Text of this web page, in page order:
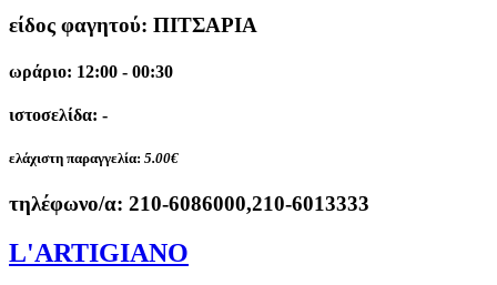
είδος φαγητού: ΠΙΤΣΑΡΙΑ
ωράριο: 12:00 - 00:30
ιστοσελίδα: -
ελάχιστη παραγγελία: 5.00€
τηλέφωνο/α: 210-6086000,210-6013333
L'ARTIGIANO